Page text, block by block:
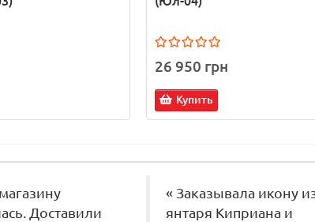
26 950 грн
Купить
Доставили
« Заказывала икону
янтаря Киприана и